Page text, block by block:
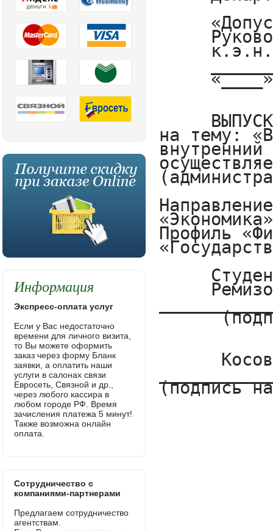
Информация
Экспресс-оплата услуг
Если у Вас недостаточно
времени для личного визита,
то Вы можете оформить
заказ через форму Бланк
заявки, а оплатить наши
услуги в салонах связи
Евросеть, Связной и др.,
через любого кассира в
любом городе РФ. Время
зачисления платежа 5 минут!
Также возможна онлайн
оплата.
Сотрудничество с
компаниями-партнерами
Предлагаем сотрудничество
агентствам.